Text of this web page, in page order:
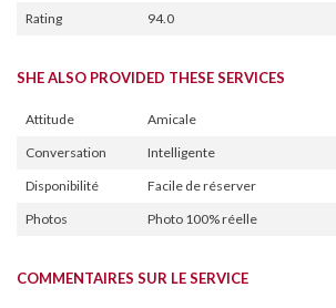
Rating
94.0
SHE ALSO PROVIDED THESE SERVICES
Attitude
Amicale
Conversation
Intelligente
Disponibilité
Facile de réserver
Photos
Photo 100% réelle
COMMENTAIRES SUR LE SERVICE